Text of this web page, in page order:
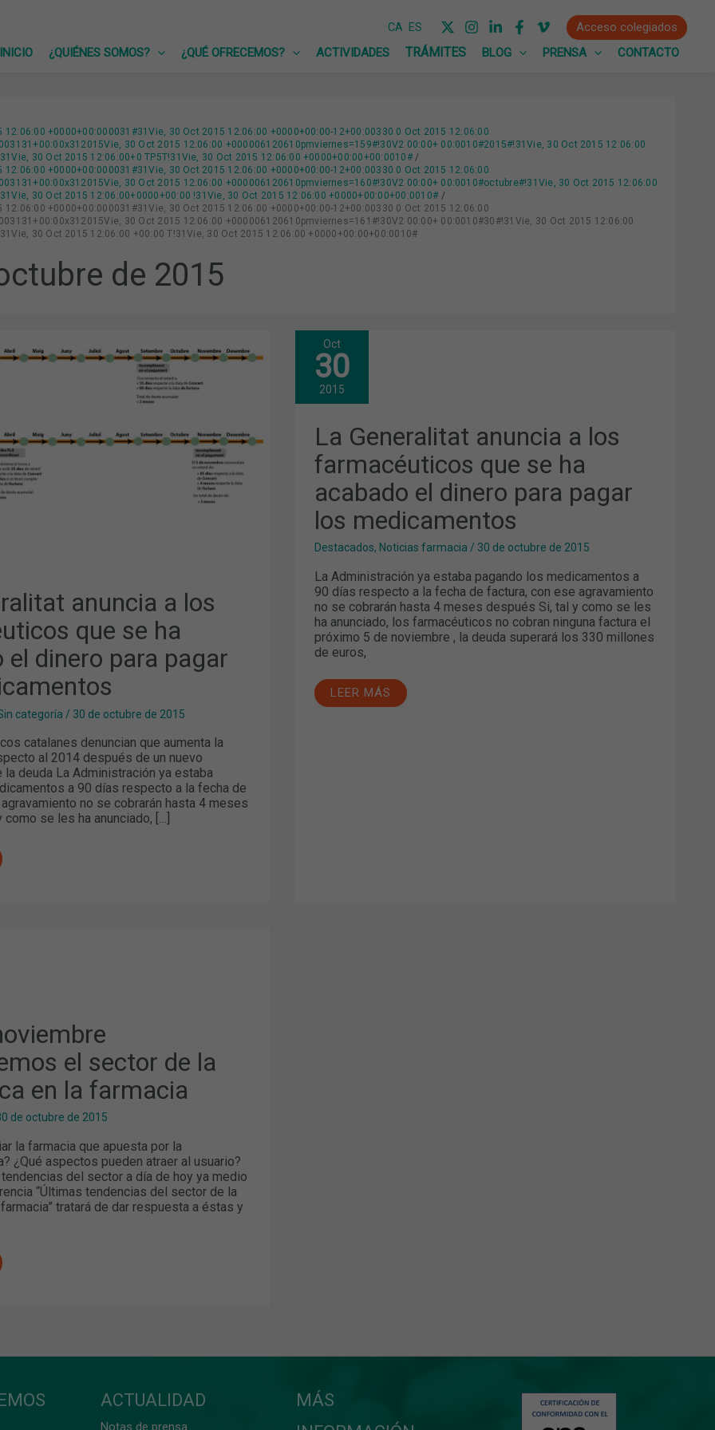
CA ES
Acceso colegiados
INICIO
¿QUIÉNES SOMOS? ¿QUÉ OFRECEMOS? ACTIVIDADES BLOG PRENSA CONTACTO
12:06:00 +0000+00:000031#31Vie, 30 Oct 2015 12:06:00 +0000+00:00-12+00:00330 0 Oct 2015 12:06:00
30 Oct 2015 12:06:00 +000006120610pmviernes=159#!30V2 00:00+ 00:0010#2015#!31Vie, 30 Oct 2015 12:06:00
30 Oct 2015 12:06:00+0 TP5T!31Vie, 30 Oct 2015 12:06:00 +0000+00:00+00:0010#
12:06:00 +0000+00:000031#31Vie, 30 Oct 2015 12:06:00 +0000+00:00-12+00:00330 0 Oct 2015 12:06:00
30 Oct 2015 12:06:00 +000006120610pmviernes=160#!30V2 00:00+ 00:0010#octubre#!31Vie, 30 Oct 2015 12:06:00
30 Oct 2015 12:06:00+0000+00:00 !31Vie, 30 Oct 2015 12:06:00 +0000+00:00+00:0010#
12:06:00 +0000+00:000031#31Vie, 30 Oct 2015 12:06:00 +0000+00:00-12+00:00330 0 Oct 2015 12:06:00
30 Oct 2015 12:06:00 +000006120610pmviernes=161#!30V2 00:00+ 00:0010#30#!31Vie, 30 Oct 2015 12:06:00
30 Oct 2015 12:06:00 +00:00 T!31Vie, 30 Oct 2015 12:06:00 +0000+00:00+00:0010#
de 2015
anuncia a los
que se ha
el dinero para pagar
categoría / 30 de octubre de 2015
catalanes denuncian que aumenta la
al 2014 después de un nuevo
la deuda La Administración ya estaba
a 90 días respecto a la fecha de
no se cobrarán hasta 4 meses
se les ha anunciado, […]
Oct
30
2015
La Generalitat anuncia a los
farmacéuticos que se ha
acabado el dinero para pagar
los medicamentos
Destacados, Noticias farmacia / 30 de octubre de 2015
La Administración ya estaba pagando los medicamentos a
90 días respecto a la fecha de factura, con ese agravamiento
no se cobrarán hasta 4 meses después Si, tal y como se les
ha anunciado, los farmacéuticos no cobran ninguna factura el
próximo 5 de noviembre , la deuda superará los 330 millones
de euros,
LA
GENERALITAT
ANUNCIA
A
LOS
QUE
SE
HA
ACABADO
EL
DINERO
PARA
LOS
MEDICAMENTOS
LEER MÁS
el sector de la
en la farmacia
de octubre de 2015
la farmacia que apuesta por la
¿Qué aspectos pueden atraer al usuario?
del sector a día de hoy ya medio
“Últimas tendencias del sector de la
tratará de dar respuesta a éstas y
ACTUALIDAD
Notas de prensa
MÁS